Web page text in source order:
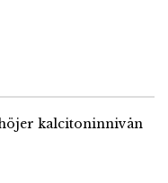
kalcitoninnivån